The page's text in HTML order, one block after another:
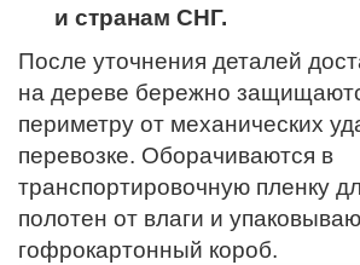
и странам СНГ.
После уточнения деталей
на дереве бережно
периметру от механических
перевозке. Оборачиваются в
транспортировочную пленку
полотен от влаги и
гофрокартонный короб.